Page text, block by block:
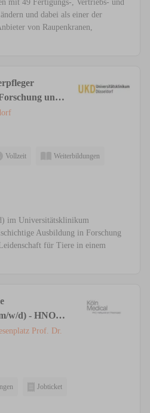
mit 49 Fertigungs-, Vertriebs- und
und dabei als einer der
von Raupenkranen,
und
Vollzeit Weiterbildungen
im Universitätsklinikum
Ausbildung in Forschung
für Tiere in einem
w/d) - HNO &
Köln
Prof. Dr.
Jobticket